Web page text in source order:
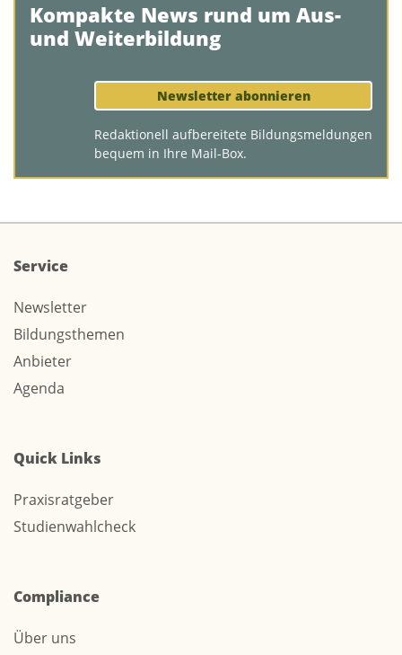
Kompakte News rund um Aus-
und Weiterbildung
Newsletter abonnieren
Redaktionell aufbereitete Bildungsmeldungen
bequem in Ihre Mail-Box.
Service
Newsletter
Bildungsthemen
Anbieter
Agenda
Quick Links
Praxisratgeber
Studienwahlcheck
Compliance
Über uns